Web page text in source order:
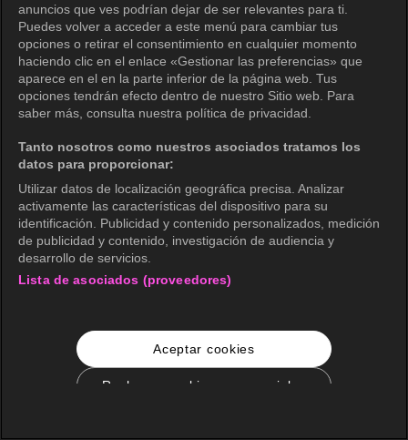
anuncios que ves podrían dejar de ser relevantes para ti.
Puedes volver a acceder a este menú para cambiar tus
opciones o retirar el consentimiento en cualquier momento
haciendo clic en el enlace «Gestionar las preferencias» que
aparece en el en la parte inferior de la página web. Tus
opciones tendrán efecto dentro de nuestro Sitio web. Para
saber más, consulta nuestra política de privacidad.
Tanto nosotros como nuestros asociados tratamos los
datos para proporcionar:
Utilizar datos de localización geográfica precisa. Analizar
activamente las características del dispositivo para su
identificación. Publicidad y contenido personalizados, medición
de publicidad y contenido, investigación de audiencia y
desarrollo de servicios.
Lista de asociados (proveedores)
Aceptar cookies
Rechazar cookies no esenciales